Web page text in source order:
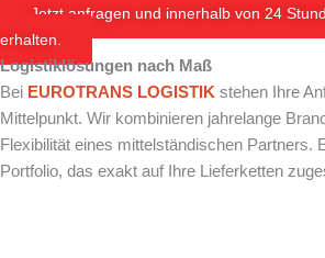
Jetzt anfragen und innerhalb von 24
erhalten.
Logistiklösungen nach Maß
Bei EUROTRANS LOGISTIK stehen Ihre
Mittelpunkt. Wir kombinieren jahrelange
Flexibilität eines mittelständischen Partners.
Portfolio, das exakt auf Ihre Lieferketten